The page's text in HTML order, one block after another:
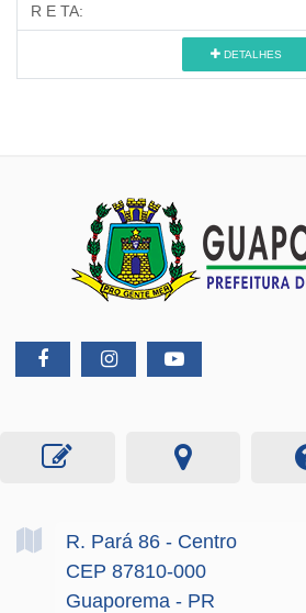
R E TA:
DETALHES
R. Pará 86 - Centro
CEP 87810-000
Guaporema - PR